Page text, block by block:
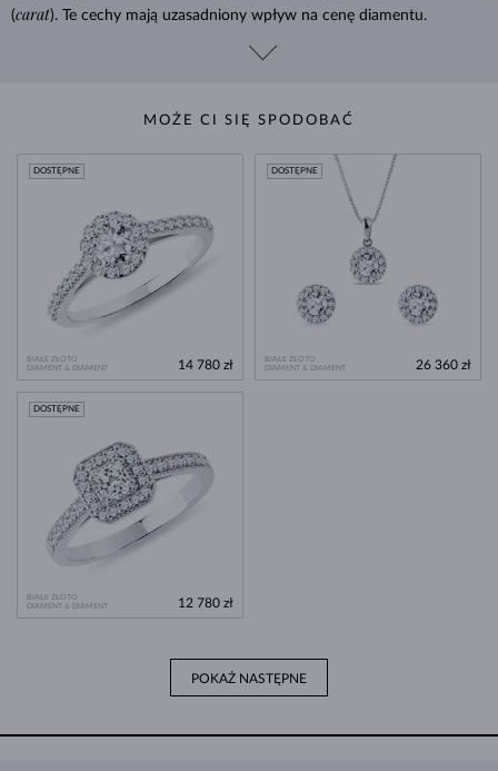
(carat). Te cechy mają uzasadniony wpływ na cenę diamentu.
MOŻE CI SIĘ SPODOBAĆ
BIAŁE ZŁOTO
DIAMENT & DIAMENT
DOSTĘPNE
14 780 zł
BIAŁE ZŁOTO
DIAMENT & DIAMENT
DOSTĘPNE
26 360 zł
BIAŁE ZŁOTO
DIAMENT & DIAMENT
DOSTĘPNE
12 780 zł
POKAŻ NASTĘPNE